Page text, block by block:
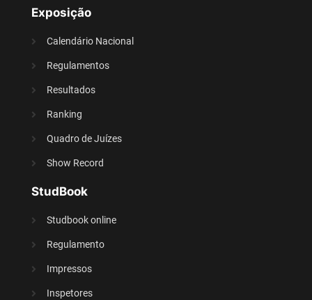
Exposição
Calendário Nacional
Regulamentos
Resultados
Ranking
Quadro de Juízes
Show Record
StudBook
Studbook online
Regulamento
Impressos
Inspetores